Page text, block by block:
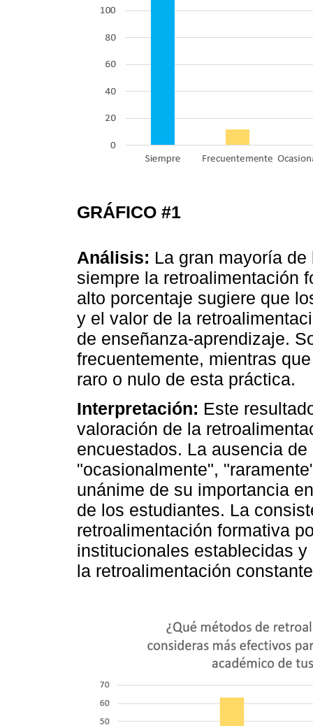
GRÁFICO #1
Análisis: La gran mayoría
siempre la retroalimentación
alto porcentaje sugiere que
y el valor de la
de enseñanza-aprendizaje.
frecuentemente, mientras
raro o nulo de esta práctica.
Interpretación: Este
valoración de la
encuestados. La ausencia
"ocasionalmente",
unánime de su importancia
de los estudiantes. La
retroalimentación formativa
institucionales establecidas
la retroalimentación